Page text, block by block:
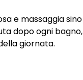
e massaggia
dopo ogni
giornata.